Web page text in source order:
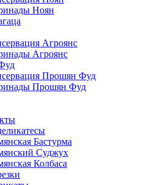
Ноян
Агроянс
Агроянс
Прошян Фуд
Прошян Фуд
Бастурма
Суджух
Колбаса